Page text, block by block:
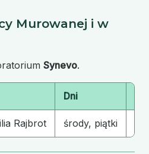
Murowanej i w
Synevo.
Dni
Rajbrot środy, piątki